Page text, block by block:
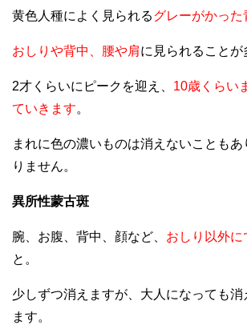
黄色人種によく見られるグレーがかった
おしりや背中、腰や肩に見られることが
2才くらいにピークを迎え、 10歳くらい
ていきます。
まれに色の濃いものは消えないことも
りません。
異所性蒙古斑
腕、お腹、背中、顔など、 おしり以外に
と。
少しずつ消えますが、大人になっても消
ます。